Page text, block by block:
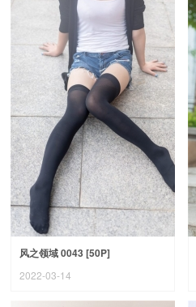
风之领域 0043 [50P]
2022-03-14